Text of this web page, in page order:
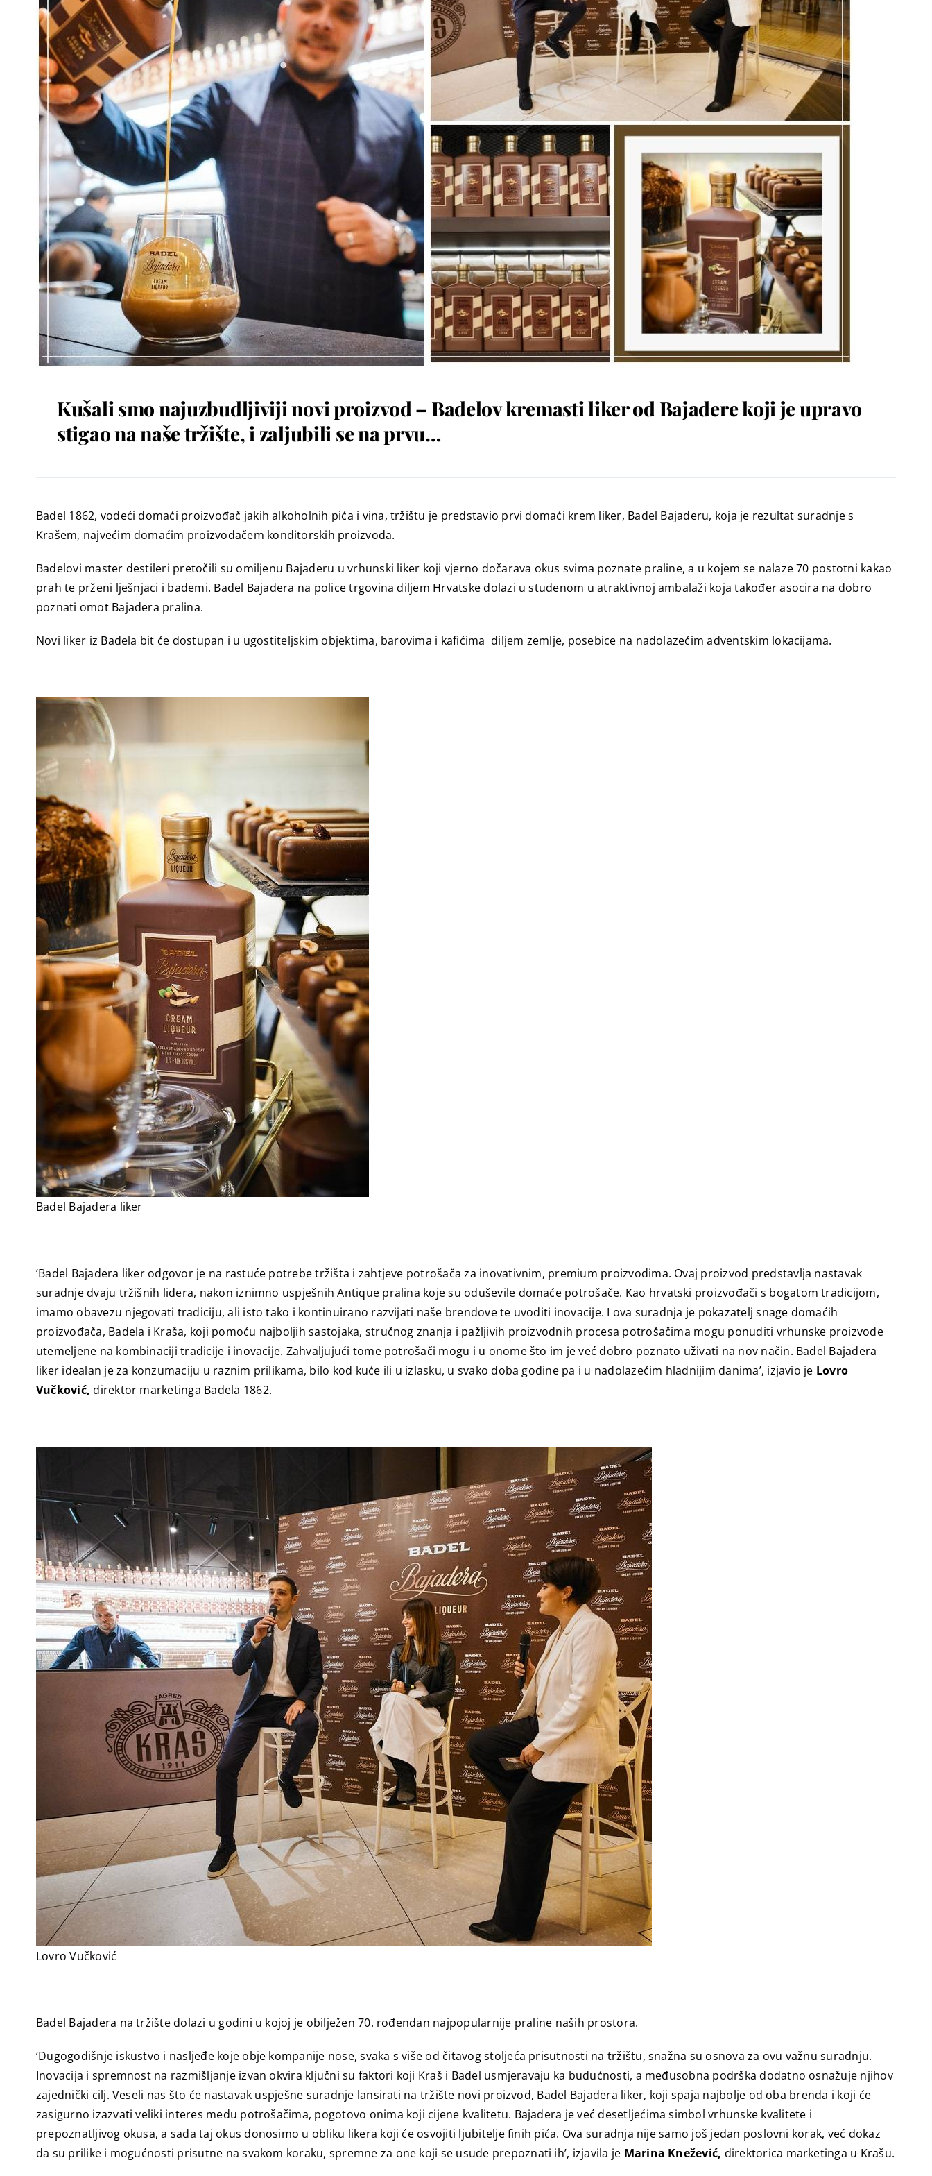
Kušali smo najuzbudljiviji novi proizvod – Badelov kremasti liker od Bajadere koji je upravo
stigao na naše tržište, i zaljubili se na prvu…
Badel 1862, vodeći domaći proizvođač jakih alkoholnih pića i vina, tržištu je predstavio prvi domaći krem liker, Badel Bajaderu, koja je rezultat suradnje s
Krašem, najvećim domaćim proizvođačem konditorskih proizvoda.
Badelovi master destileri pretočili su omiljenu Bajaderu u vrhunski liker koji vjerno dočarava okus svima poznate praline, a u kojem se nalaze 70 postotni kakao
prah te prženi lješnjaci i bademi. Badel Bajadera na police trgovina diljem Hrvatske dolazi u studenom u atraktivnoj ambalaži koja također asocira na dobro
poznati omot Bajadera pralina.
Novi liker iz Badela bit će dostupan i u ugostiteljskim objektima, barovima i kafićima diljem zemlje, posebice na nadolazećim adventskim lokacijama.
Badel Bajadera liker
‘Badel Bajadera liker odgovor je na rastuće potrebe tržišta i zahtjeve potrošača za inovativnim, premium proizvodima. Ovaj proizvod predstavlja nastavak
suradnje dvaju tržišnih lidera, nakon iznimno uspješnih Antique pralina koje su oduševile domaće potrošače. Kao hrvatski proizvođači s bogatom tradicijom,
imamo obavezu njegovati tradiciju, ali isto tako i kontinuirano razvijati naše brendove te uvoditi inovacije. I ova suradnja je pokazatelj snage domaćih
proizvođača, Badela i Kraša, koji pomoću najboljih sastojaka, stručnog znanja i pažljivih proizvodnih procesa potrošačima mogu ponuditi vrhunske proizvode
utemeljene na kombinaciji tradicije i inovacije. Zahvaljujući tome potrošači mogu i u onome što im je već dobro poznato uživati na nov način. Badel Bajadera
liker idealan je za konzumaciju u raznim prilikama, bilo kod kuće ili u izlasku, u svako doba godine pa i u nadolazećim hladnijim danima’, izjavio je Lovro
Vučković, direktor marketinga Badela 1862.
Lovro Vučković
Badel Bajadera na tržište dolazi u godini u kojoj je obilježen 70. rođendan najpopularnije praline naših prostora.
‘Dugogodišnje iskustvo i nasljeđe koje obje kompanije nose, svaka s više od čitavog stoljeća prisutnosti na tržištu, snažna su osnova za ovu važnu suradnju.
Inovacija i spremnost na razmišljanje izvan okvira ključni su faktori koji Kraš i Badel usmjeravaju ka budućnosti, a međusobna podrška dodatno osnažuje njihov
zajednički cilj. Veseli nas što će nastavak uspješne suradnje lansirati na tržište novi proizvod, Badel Bajadera liker, koji spaja najbolje od oba brenda i koji će
zasigurno izazvati veliki interes među potrošačima, pogotovo onima koji cijene kvalitetu. Bajadera je već desetljećima simbol vrhunske kvalitete i
prepoznatljivog okusa, a sada taj okus donosimo u obliku likera koji će osvojiti ljubitelje finih pića. Ova suradnja nije samo još jedan poslovni korak, već dokaz
da su prilike i mogućnosti prisutne na svakom koraku, spremne za one koji se usude prepoznati ih’, izjavila je Marina Knežević, direktorica marketinga u Krašu.